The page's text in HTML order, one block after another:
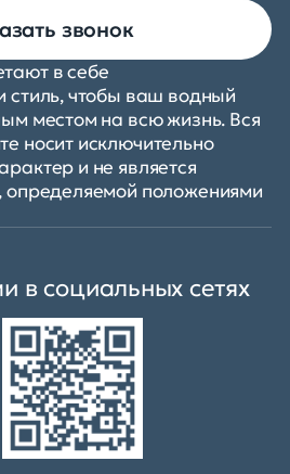
звонок
в себе
стиль, чтобы ваш водный
местом на всю жизнь. Вся
носит исключительно
и не является
определяемой положениями
в социальных сетях